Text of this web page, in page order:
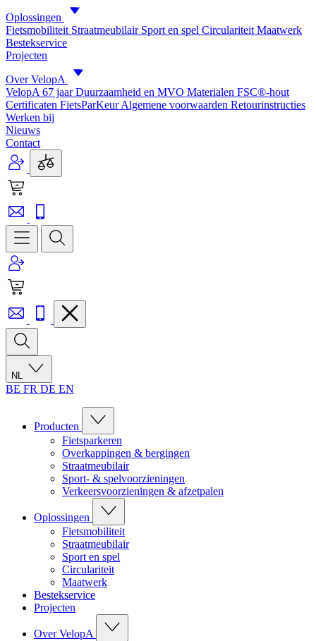
Oplossingen
Fietsmobiliteit Straatmeubilair Sport en spel Circulariteit Maatwerk
Bestekservice
Projecten
Over VelopA
VelopA 67 jaarDuurzaamheid en MVO Materialen FSC®-hout
Certificaten FietsParKeurAlgemene voorwaarden Retourinstructies
Werken bij
Nieuws
Contact
NL
BE FR DE EN
Producten
Fietsparkeren
Overkappingen & bergingen
Straatmeubilair
Sport- & spelvoorzieningen
Verkeersvoorzieningen & afzetpalen
Oplossingen
Fietsmobiliteit
Straatmeubilair
Sport en spel
Circulariteit
Maatwerk
Bestekservice
Projecten
Over VelopA